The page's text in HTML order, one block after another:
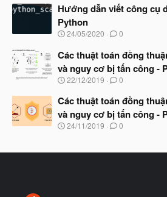
đ
ầ
u
à
b
ắ
đ
ầ
u
Hướng dẫn viết công cụ
Python
N
à
y
b
ắ
đ
ầ
u
24/05/2020 0
Các thuật toán đồng
và nguy cơ bị tấn công -
N
à
b
ắ
22/12/2019 0
Các thuật toán đồng
và nguy cơ bị tấn công -
N
y
24/11/2019 0